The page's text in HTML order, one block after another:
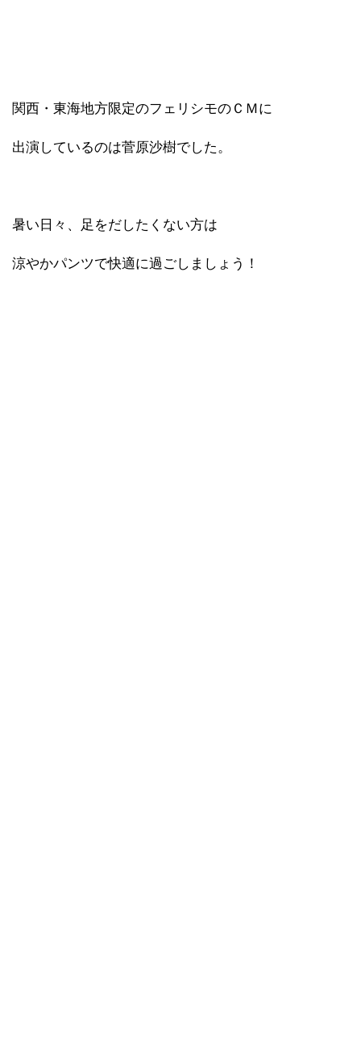
関西・東海地方限定のフェリシモのＣＭに
出演しているのは菅原沙樹でした。
暑い日々、足をだしたくない方は
涼やかパンツで快適に過ごしましょう！